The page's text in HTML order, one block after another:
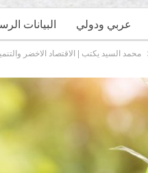
البيانات عربي ودولي
محمد السيد يكتب | الاقتصاد الاخضر